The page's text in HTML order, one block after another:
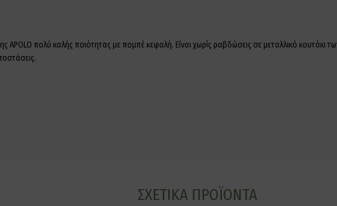
APOLO πολύ καλής ποιότητας με πομπέ κεφαλή. Είναι χωρίς ραβδώσεις σε μεταλλικό κουτάκι
ΣΧΕΤΙΚΆ ΠΡΟΪΌΝΤΑ